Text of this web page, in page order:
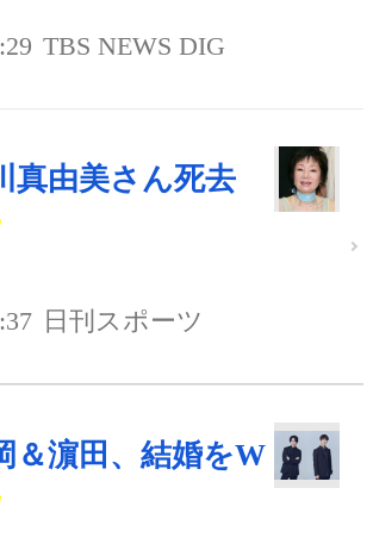
TBS NEWS DIG
真由美さん死去
日刊スポーツ
＆濵田、結婚をW